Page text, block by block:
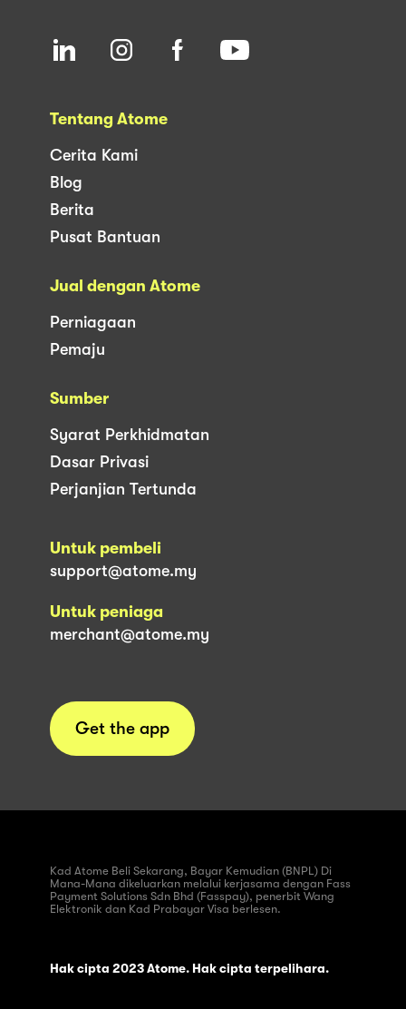
Tentang Atome
Cerita Kami
Blog
Berita
Pusat Bantuan
Jual dengan Atome
Perniagaan
Pemaju
Sumber
Syarat Perkhidmatan
Dasar Privasi
Perjanjian Tertunda
Untuk pembeli
support@atome.my
Untuk peniaga
merchant@atome.my
Get the app
Kad Atome Beli Sekarang, Bayar Kemudian (BNPL) Di
Mana-Mana dikeluarkan melalui kerjasama dengan Fass
Payment Solutions Sdn Bhd (Fasspay), penerbit Wang
Elektronik dan Kad Prabayar Visa berlesen.
Hak cipta 2023 Atome. Hak cipta terpelihara.